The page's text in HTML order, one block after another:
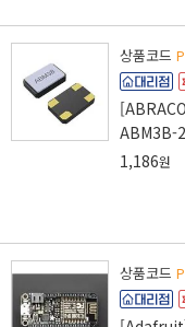
상품코드
ABM3B-
1,186원
상품코드